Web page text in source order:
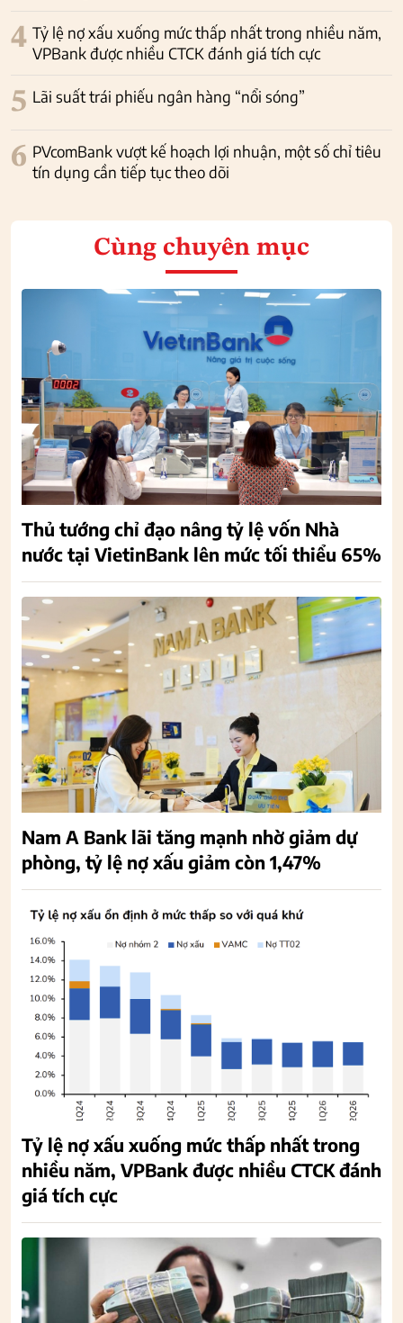
4 Tỷ lệ nợ xấu xuống mức thấp nhất trong nhiều năm,
VPBank được nhiều CTCK đánh giá tích cực
5 Lãi suất trái phiếu ngân hàng “nổi sóng”
6 PVcomBank vượt kế hoạch lợi nhuận, một số chỉ tiêu
tín dụng cần tiếp tục theo dõi
Cùng chuyên mục
Thủ tướng chỉ đạo nâng tỷ lệ vốn Nhà
nước tại VietinBank lên mức tối thiểu 65%
Nam A Bank lãi tăng mạnh nhờ giảm dự
phòng, tỷ lệ nợ xấu giảm còn 1,47%
Tỷ lệ nợ xấu xuống mức thấp nhất trong
nhiều năm, VPBank được nhiều CTCK đánh
giá tích cực